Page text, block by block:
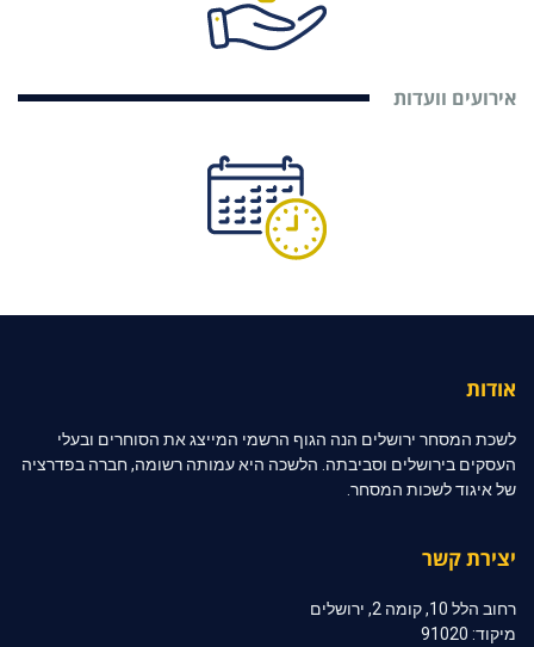
אירועים וועדות
אודות
לשכת המסחר ירושלים הנה הגוף הרשמי המייצג את הסוחרים ובעלי
העסקים בירושלים וסביבתה. הלשכה היא עמותה רשומה, חברה בפדרציה
של איגוד לשכות המסחר.
יצירת קשר
רחוב הלל 10, קומה 2, ירושלים
מיקוד: 91020